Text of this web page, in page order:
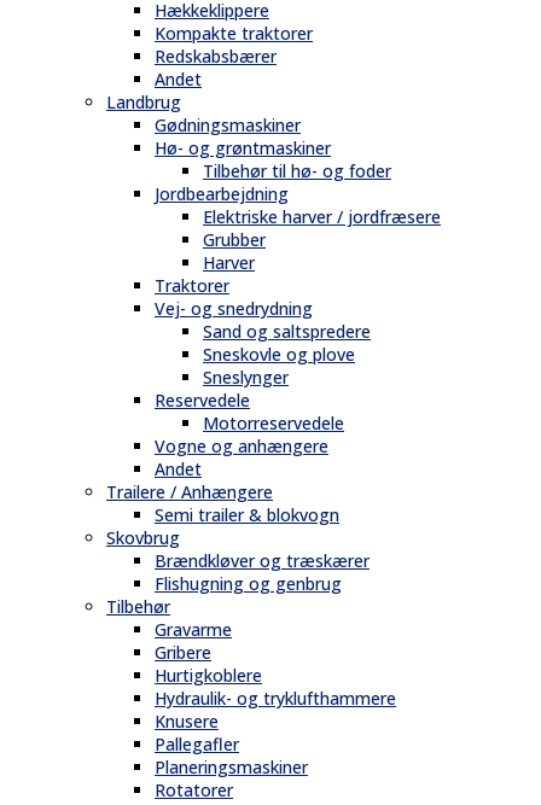
Hækkeklippere
Kompakte traktorer
Redskabsbærer
Andet
Landbrug
Gødningsmaskiner
Hø- og grøntmaskiner
Tilbehør til hø- og foder
Jordbearbejdning
Elektriske harver / jordfræsere
Grubber
Harver
Traktorer
Vej- og snedrydning
Sand og saltspredere
Sneskovle og plove
Sneslynger
Reservedele
Motorreservedele
Vogne og anhængere
Andet
Trailere / Anhængere
Semi trailer & blokvogn
Skovbrug
Brændkløver og træskærer
Flishugning og genbrug
Tilbehør
Gravarme
Gribere
Hurtigkoblere
Hydraulik- og tryklufthammere
Knusere
Pallegafler
Planeringsmaskiner
Rotatorer